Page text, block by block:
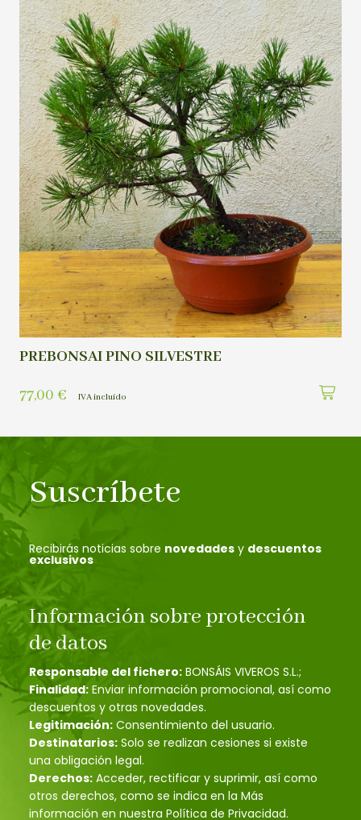
PREBONSAI PINO SILVESTRE
77,00 € IVA incluído
Suscríbete
Recibirás noticias sobre novedades y descuentos
exclusivos
Información sobre protección
de datos
Responsable del fichero: BONSÁIS VIVEROS S.L.;
Finalidad: Enviar información promocional, así como
descuentos y otras novedades.
Legitimación: Consentimiento del usuario.
Destinatarios: Solo se realizan cesiones si existe
una obligación legal.
Derechos: Acceder, rectificar y suprimir, así como
otros derechos, como se indica en la Más
información en nuestra Política de Privacidad.